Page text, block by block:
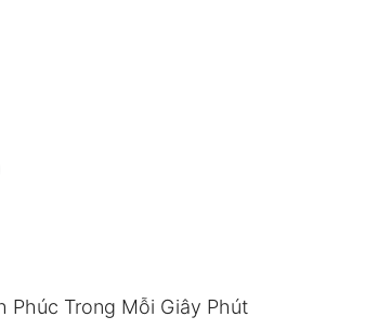
Phúc Trong Mỗi Giây Phút